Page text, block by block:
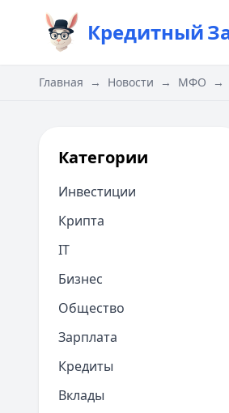
Кредитный
Главная → Новости → МФО →
Категории
Инвестиции
Крипта
IT
Бизнес
Общество
Зарплата
Кредиты
Вклады